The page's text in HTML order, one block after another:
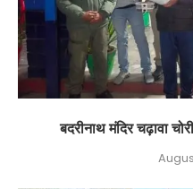
बदरीनाथ मंदिर चढ़ावा